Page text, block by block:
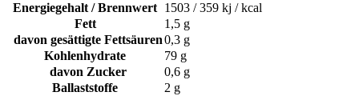
Energiegehalt / Brennwert 1503 / 359 kj / kcal
Fett
1,5 g
davon gesättigte Fettsäuren0,3 g
Kohlenhydrate
79 g
davon Zucker
0,6 g
Ballaststoffe
2 g